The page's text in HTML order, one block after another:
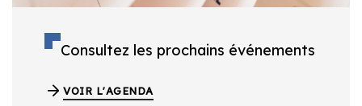
Consultez les prochains événements
VOIR L'AGENDA